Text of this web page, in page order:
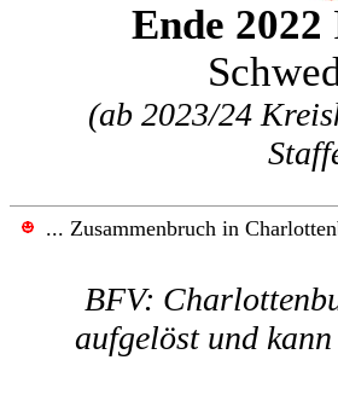
Ende 2022
(ab 2023/24
... Zusammenbruch in
BFV:
aufgelöst und